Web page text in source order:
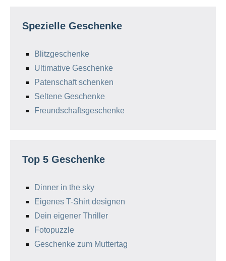
Spezielle Geschenke
Blitzgeschenke
Ultimative Geschenke
Patenschaft schenken
Seltene Geschenke
Freundschaftsgeschenke
Top 5 Geschenke
Dinner in the sky
Eigenes T-Shirt designen
Dein eigener Thriller
Fotopuzzle
Geschenke zum Muttertag